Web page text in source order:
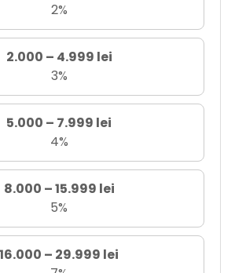
2%
2.000 – 4.999 lei
3%
5.000 – 7.999 lei
4%
8.000 – 15.999 lei
5%
16.000 – 29.999 lei